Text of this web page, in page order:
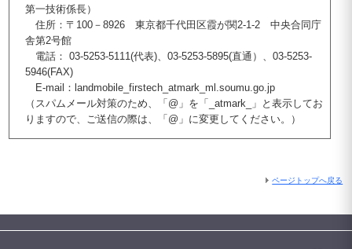
第一技術係長）
住所：〒100－8926 東京都千代田区霞が関2-1-2 中央合同庁
舎第2号館
電話： 03-5253-5111(代表)、03-5253-5895(直通）、03-5253-
5946(FAX)
E-mail：landmobile_firstech_atmark_ml.soumu.go.jp
（スパムメール対策のため、「@」を「_atmark_」と表示してお
りますので、ご送信の際は、「@」に変更してください。）
ページトップへ戻る